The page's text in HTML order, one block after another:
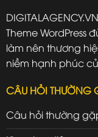
Theme WordPress
làm nên thương
niềm hạnh phúc
CÂU HỎI THƯỜNG
Câu hỏi thường